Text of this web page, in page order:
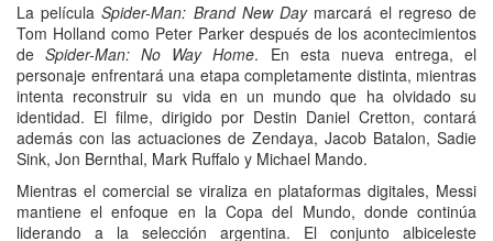
La películaSpider-Man: Brand New Daymarcará el regreso de
Tom Holland como Peter Parker después de los acontecimientos
deSpider-Man: No Way Home. En esta nueva entrega, el
personaje enfrentará una etapa completamente distinta, mientras
intenta reconstruir su vida en un mundo que ha olvidado su
identidad. El filme, dirigido por Destin Daniel Cretton, contará
además con las actuaciones de Zendaya, Jacob Batalon, Sadie
Sink, Jon Bernthal, Mark Ruffalo y Michael Mando.
Mientras el comercial se viraliza en plataformas digitales, Messi
mantiene el enfoque en la Copa del Mundo, donde continúa
liderando a la selección argentina. El conjunto albiceleste